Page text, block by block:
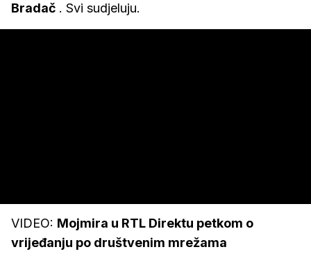
Bradač . Svi sudjeluju.
VIDEO: Mojmira u RTL Direktu petkom o
vrijeđanju po društvenim mrežama